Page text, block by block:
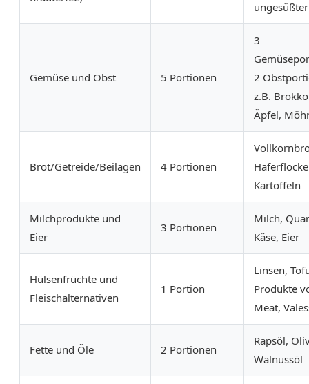
ungesüßter
Gemüse und Obst 5 Portionen
3
2
z.B.
Äpfel,
Brot/Getreide/Beilagen 4 Portionen
Kartoffeln
Milchprodukte und
Eier
3 Portionen
Milch,
Käse, Eier
Hülsenfrüchte und
Fleischalternativen
1 Portion
Linsen,
Produkte
Meat,
Fette und Öle 2 Portionen
Rapsöl,
Walnussöl